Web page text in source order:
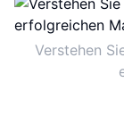
Verstehen